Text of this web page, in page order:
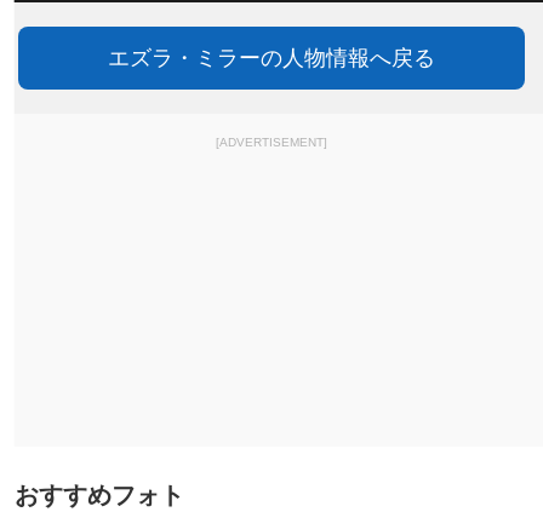
エズラ・ミラーの人物情報へ戻る
[ADVERTISEMENT]
おすすめフォト